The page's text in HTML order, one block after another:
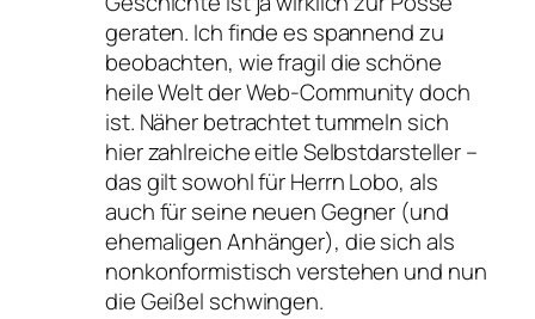
geraten. Ich finde es spannend zu
beobachten, wie fragil die schöne
heile Welt der Web-Community doch
ist. Näher betrachtet tummeln sich
hier zahlreiche eitle Selbstdarsteller –
das gilt sowohl für Herrn Lobo, als
auch für seine neuen Gegner (und
ehemaligen Anhänger), die sich als
nonkonformistisch verstehen und nun
die Geißel schwingen.